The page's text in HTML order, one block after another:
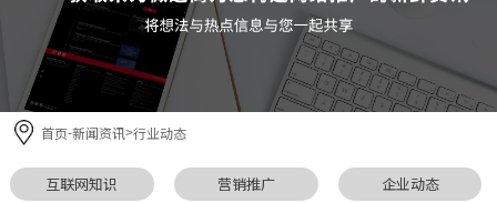
首页-新闻资讯>行业动态
互联网知识 营销推广 企业动态